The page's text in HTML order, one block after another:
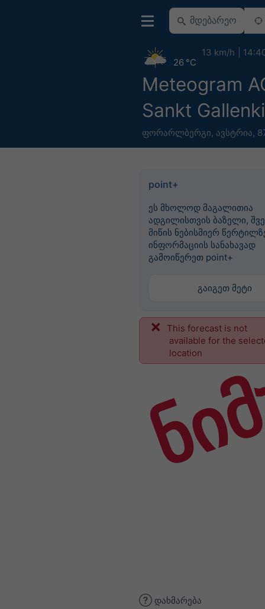
Meteogram
Sankt
ფორარლბერგი, ავსტრია,
26 °C
13 km/h
point+
ეს მხოლოდ მაგალითია
ადგილისთვის ბაზელი,
მიწის ნებისმიერ
ინფორმაციის სანახავად
გამოიწერეთ point+
გაიგეთ მეტი
This forecast is not
available for the
location
დახმარება